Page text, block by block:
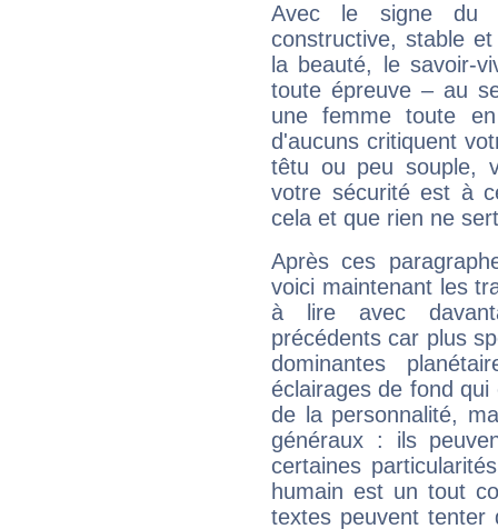
Avec le signe du
constructive, stable
la beauté, le savoir-
toute épreuve – au
une femme toute
d'aucuns critiquent
têtu ou peu souple,
votre sécurité est à
cela et que rien ne
Après ces
voici maintenant les
à lire avec
précédents car plus
dominantes
éclairages de fond
de la personnalité,
généraux : ils
certaines
humain est un tout
textes peuvent tenter